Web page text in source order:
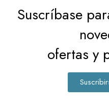
Suscríbase
ofertas y